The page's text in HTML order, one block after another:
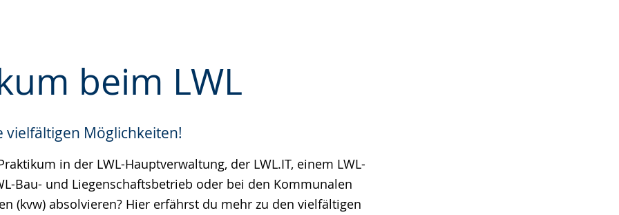
beim LWL
vielfältigen Möglichkeiten!
in der LWL-Hauptverwaltung, der LWL.IT, einem LWL-
Bau- und Liegenschaftsbetrieb oder bei den Kommunalen
(kvw) absolvieren? Hier erfährst du mehr zu den vielfältigen